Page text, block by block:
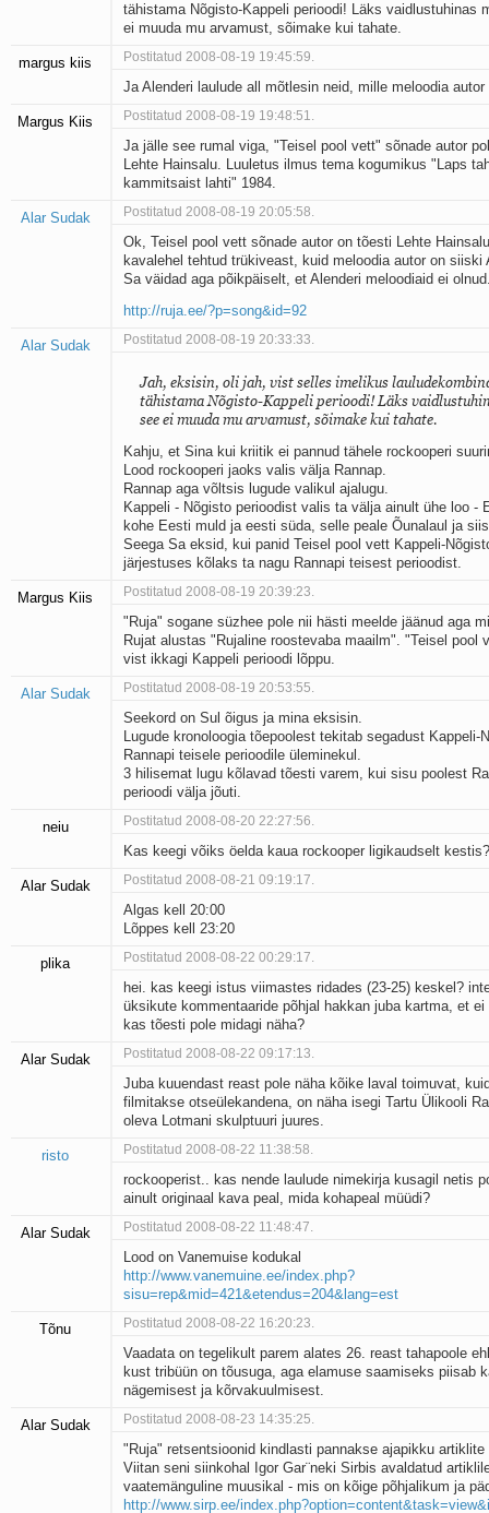
tähistama Nõgisto-Kappeli perioodi! Läks vaidlustuhinas
ei muuda mu arvamust, sõimake kui tahate.
margus kiis Postitatud 2008-08-19 19:45:59.
Ja Alenderi laulude all mõtlesin neid, mille meloodia autor
Margus Kiis Postitatud 2008-08-19 19:48:51.
Ja jälle see rumal viga, "Teisel pool vett" sõnade autor
Lehte Hainsalu. Luuletus ilmus tema kogumikus "Laps
kammitsaist lahti" 1984.
Alar Sudak Postitatud 2008-08-19 20:05:58.
Ok, Teisel pool vett sõnade autor on tõesti Lehte
kavalehel tehtud trükiveast, kuid meloodia autor on siiski
Sa väidad aga põikpäiselt, et Alenderi meloodiaid ei
http://ruja.ee/?p=song&id=92
Alar Sudak Postitatud 2008-08-19 20:33:33.
Jah, eksisin, oli jah, vist selles imelikus
tähistama Nõgisto-Kappeli perioodi! Läks
see ei muuda mu arvamust, sõimake kui tahate.
Kahju, et Sina kui kriitik ei pannud tähele rockooperi
Lood rockooperi jaoks valis välja Rannap.
Rannap aga võltsis lugude valikul ajalugu.
Kappeli - Nõgisto perioodist valis ta välja ainult ühe loo -
kohe Eesti muld ja eesti süda, selle peale Õunalaul ja
Seega Sa eksid, kui panid Teisel pool vett Kappeli-
järjestuses kõlaks ta nagu Rannapi teisest perioodist.
Margus Kiis Postitatud 2008-08-19 20:39:23.
"Ruja" sogane süzhee pole nii hästi meelde jäänud aga
Rujat alustas "Rujaline roostevaba maailm". "Teisel pool
vist ikkagi Kappeli perioodi lõppu.
Alar Sudak Postitatud 2008-08-19 20:53:55.
Seekord on Sul õigus ja mina eksisin.
Lugude kronoloogia tõepoolest tekitab segadust Kappeli-
Rannapi teisele perioodile üleminekul.
3 hilisemat lugu kõlavad tõesti varem, kui sisu poolest
perioodi välja jõuti.
neiu Postitatud 2008-08-20 22:27:56.
Kas keegi võiks öelda kaua rockooper ligikaudselt kestis?
Alar Sudak Postitatud 2008-08-21 09:19:17.
Algas kell 20:00
Lõppes kell 23:20
plika Postitatud 2008-08-22 00:29:17.
hei. kas keegi istus viimastes ridades (23-25) keskel?
üksikute kommentaaride põhjal hakkan juba kartma, et
kas tõesti pole midagi näha?
Alar Sudak Postitatud 2008-08-22 09:17:13.
Juba kuuendast reast pole näha kõike laval toimuvat,
filmitakse otseülekandena, on näha isegi Tartu Ülikooli
oleva Lotmani skulptuuri juures.
risto Postitatud 2008-08-22 11:38:58.
rockooperist.. kas nende laulude nimekirja kusagil netis
ainult originaal kava peal, mida kohapeal müüdi?
Alar Sudak Postitatud 2008-08-22 11:48:47.
Lood on Vanemuise kodukal
http://www.vanemuine.ee/index.php?
sisu=rep&mid=421&etendus=204&lang=est
Tõnu Postitatud 2008-08-22 16:20:23.
Vaadata on tegelikult parem alates 26. reast tahapoole
kust tribüün on tõusuga, aga elamuse saamiseks piisab
nägemisest ja kõrvakuulmisest.
Alar Sudak Postitatud 2008-08-23 14:35:25.
"Ruja" retsentsioonid kindlasti pannakse ajapikku artiklite
Viitan seni siinkohal Igor Gar¨neki Sirbis avaldatud
vaatemänguline muusikal - mis on kõige põhjalikum ja
http://www.sirp.ee/